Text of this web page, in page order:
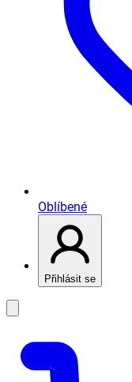
Oblíbené
Přihlásit se